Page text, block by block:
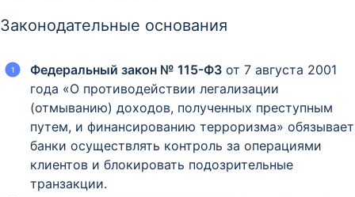
Законодательные основания
Федеральный закон № 115-ФЗ от 7 августа 2001
года «О противодействии легализации
(отмыванию) доходов, полученных преступным
путем, и финансированию терроризма» обязывает
банки осуществлять контроль за операциями
клиентов и блокировать подозрительные
транзакции.​